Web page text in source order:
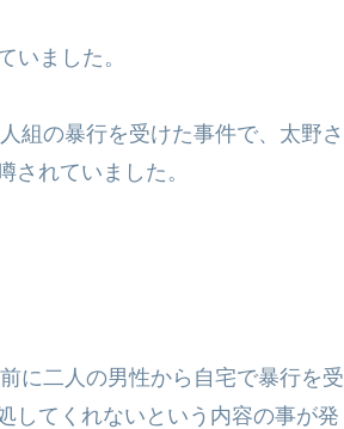
いました。
組の暴行を受けた事件で、太野さ
されていました。
に二人の男性から自宅で暴行を受
してくれないという内容の事が発